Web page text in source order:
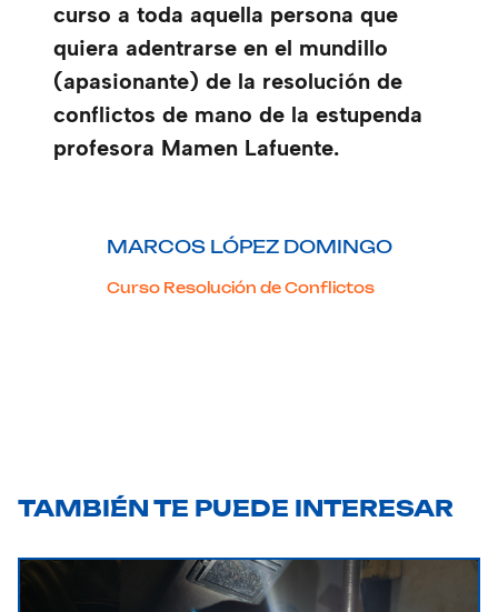
curso a toda aquella persona que
quiera adentrarse en el mundillo
(apasionante) de la resolución de
conflictos de mano de la estupenda
profesora Mamen Lafuente.
MARCOS LÓPEZ DOMINGO
Curso Resolución de Conflictos
TAMBIÉN TE PUEDE INTERESAR